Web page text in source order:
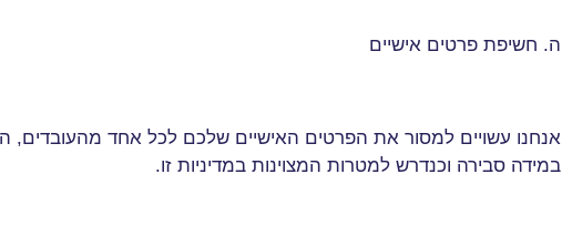
ה. חשיפת פרטים אישיים
אנחנו עשויים למסור את הפרטים האישיים שלכם לכל אחד מהעובדים,
במידה סבירה וכנדרש למטרות המצוינות במדיניות זו.